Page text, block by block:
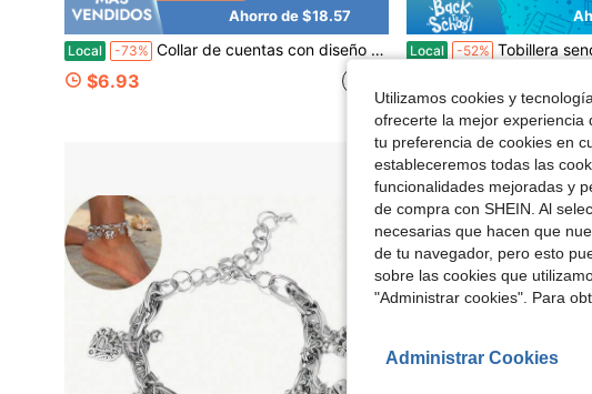
Ahorro de $18.57
Local -73% Collar de cuentas con diseño de béisbol, joyería deportiva inspirada en cuentas, 17 pulgadas, para mayores de 8 años
$6.93
Local -52% Tobillera sencilla de metal con diseño de trigo para mujer,
Utilizamos cookies y
ofrecerte la mejor experiencia
tu preferencia de cookies en
estableceremos todas las
funcionalidades mejoradas y
de compra con SHEIN. Al
necesarias que hacen que
de tu navegador, pero esto
sobre las cookies que
"Administrar cookies". Para
Administrar Cookies